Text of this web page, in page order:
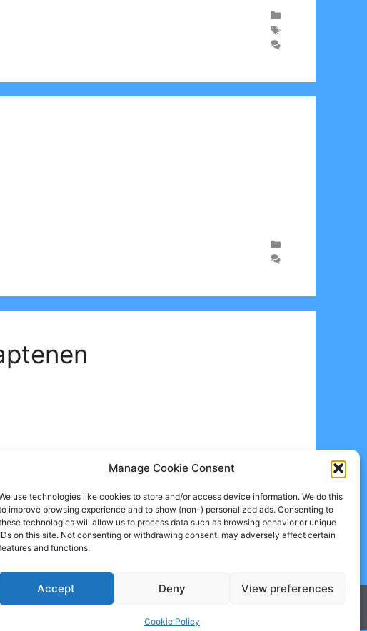
Manage Cookie Consent
use technologies like cookies to store and/or access device information. We do this
improve browsing experience and to show (non-) personalized ads. Consenting to
technologies will allow us to process data such as browsing behavior or unique
IDs on this site. Not consenting or withdrawing consent, may adversely affect certain
and functions.
Accept Deny View preferences
Cookie Policy